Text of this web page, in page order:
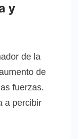
y
de la
de
fuerzas.
a percibir